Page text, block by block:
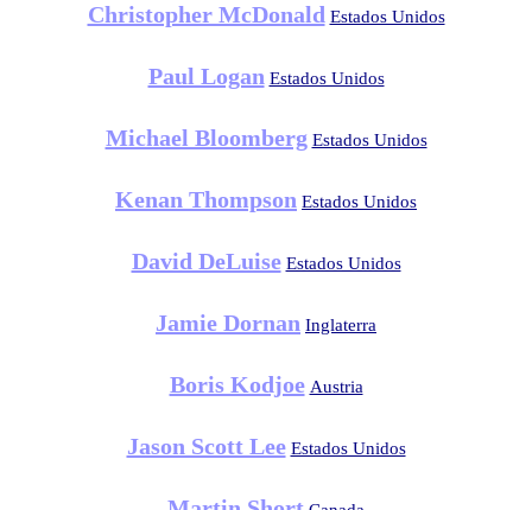
Christopher McDonald Estados Unidos
Paul Logan Estados Unidos
Michael Bloomberg Estados Unidos
Kenan Thompson Estados Unidos
David DeLuise Estados Unidos
Jamie Dornan Inglaterra
Boris Kodjoe Austria
Jason Scott Lee Estados Unidos